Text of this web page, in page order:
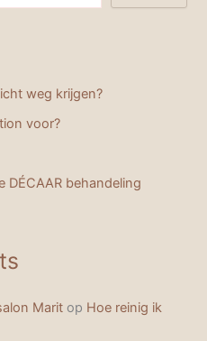
weg krijgen?
voor?
DÉCAAR behandeling
Marit op Hoe reinig ik